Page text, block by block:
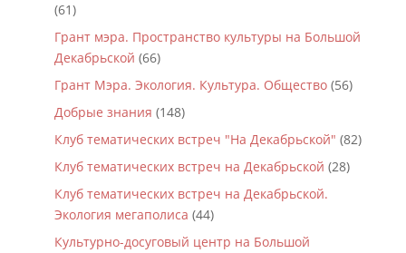
(61)
Грант мэра. Пространство культуры на Большой
Декабрьской (66)
Грант Мэра. Экология. Культура. Общество(56)
Добрые знания (148)
Клуб тематических встреч "На Декабрьской" (82)
Клуб тематических встреч на Декабрьской (28)
Клуб тематических встреч на Декабрьской.
Экология мегаполиса (44)
Культурно-досуговый центр на Большой